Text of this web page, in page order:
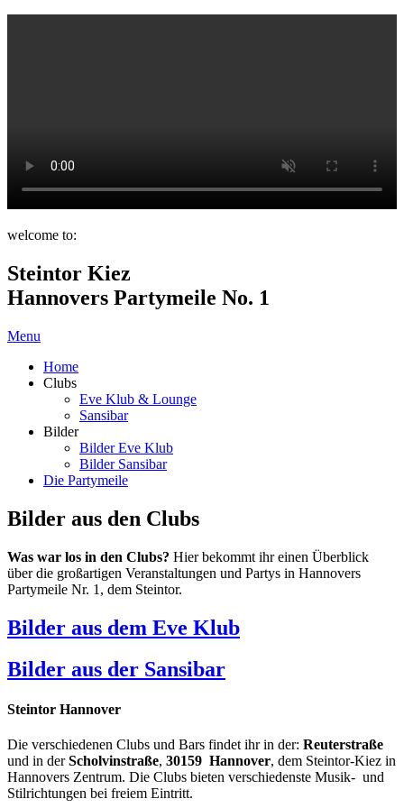
welcome to:
Steintor Kiez
Hannovers Partymeile No. 1
Menu
Home
Clubs
Eve Klub & Lounge
Sansibar
Bilder
Bilder Eve Klub
Bilder Sansibar
Die Partymeile
Bilder aus den Clubs
Was war los in den Clubs? Hier bekommt ihr einen Überblick
über die großartigen Veranstaltungen und Partys in Hannovers
Partymeile Nr. 1, dem Steintor.
Bilder aus dem Eve Klub
Bilder aus der Sansibar
Steintor Hannover
Die verschiedenen Clubs und Bars findet ihr in der: Reuterstraße
und in derScholvinstraße, 30159 Hannover, dem Steintor-Kiez in
Hannovers Zentrum. Die Clubs bieten verschiedenste Musik- und
Stilrichtungen bei freiem Eintritt.